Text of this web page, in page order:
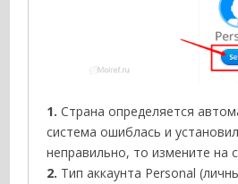
1. Страна определяется
система ошиблась и
неправильно, то измените на
2. Тип аккаунта Рersonal